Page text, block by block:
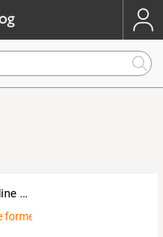
La MOB de Blandine et Aurelien
mob blandine aurelien